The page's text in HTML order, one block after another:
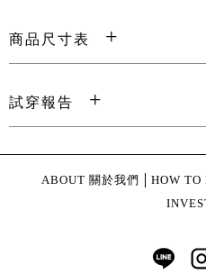
商品尺寸表
試穿報告
ABOUT 關於我們 HOW TO